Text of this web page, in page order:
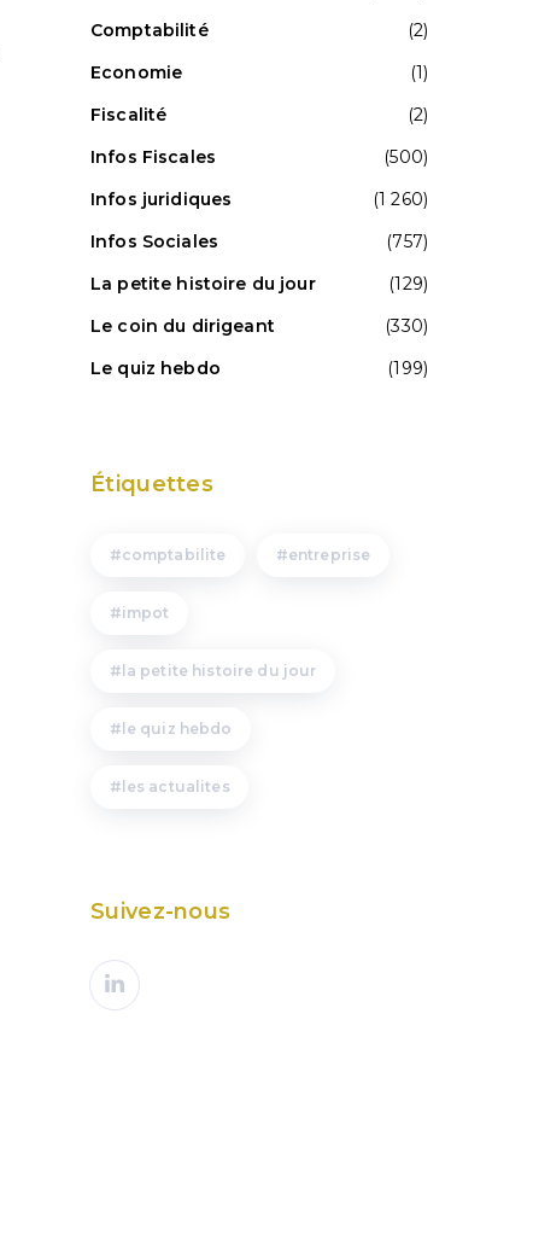
Comptabilité
(2)
Economie
(1)
Fiscalité
(2)
Infos Fiscales
(500)
Infos juridiques
(1 260)
Infos Sociales
(757)
La petite histoire du jour
(129)
Le coin du dirigeant
(330)
Le quiz hebdo
(199)
Étiquettes
comptabilite entreprise
impot
la petite histoire du jour
le quiz hebdo
les actualites
Suivez-nous